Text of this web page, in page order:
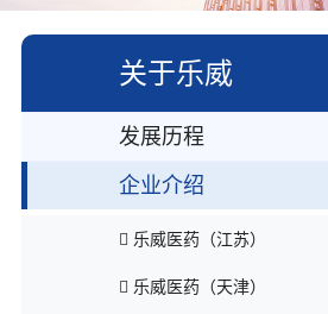
联系我们
关于乐威
发展历程
企业介绍
乐威医药（江苏）
乐威医药（天津）